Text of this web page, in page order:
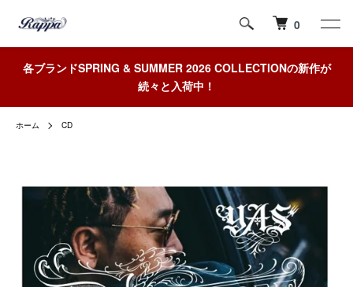
0
各ブランドSPRING & SUMMER 2026 COLLECTIONの新作が
続々と入荷中！
ホーム CD